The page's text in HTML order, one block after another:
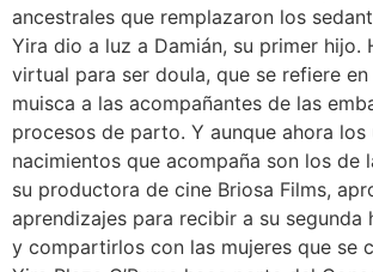
ancestrales que remplazaron los
Yira dio a luz a Damián, su primer hijo.
virtual para ser doula, que se refiere
muisca a las acompañantes de las
procesos de parto. Y aunque ahora los
nacimientos que acompaña son los de
su productora de cine Briosa Films,
aprendizajes para recibir a su segunda
y compartirlos con las mujeres que se